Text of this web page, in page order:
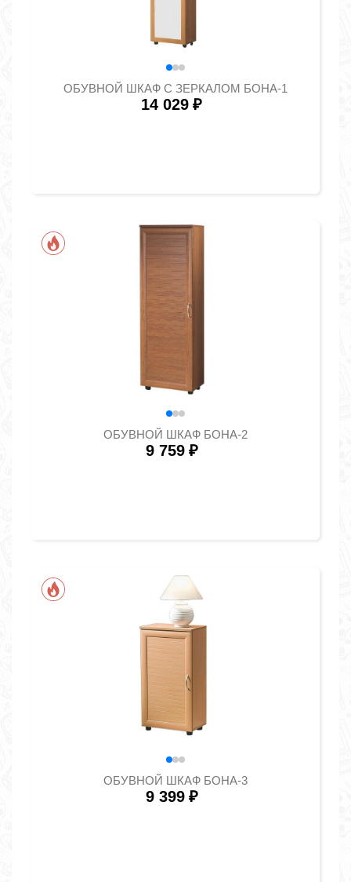
ОБУВНОЙ ШКАФ С ЗЕРКАЛОМ БОНА-1
14 029 ₽
ОБУВНОЙ ШКАФ БОНА-2
9 759 ₽
ОБУВНОЙ ШКАФ БОНА-3
9 399 ₽